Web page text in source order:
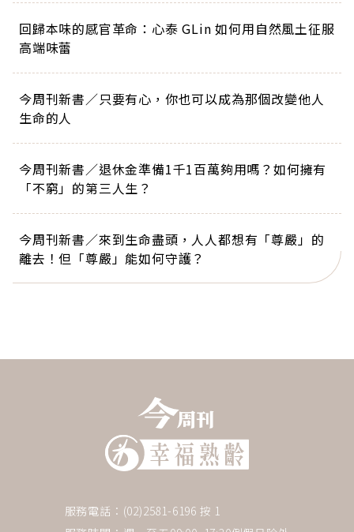
回歸本味的感官革命：心泰 GLin 如何用自然風土征服
高端味蕾
今周刊新書／只要有心，你也可以成為那個改變他人
生命的人
今周刊新書／退休金準備1千1百萬夠用嗎？如何擁有
「不窮」的第三人生？
今周刊新書／來到生命盡頭，人人都想有「尊嚴」的
離去！但「尊嚴」能如何守護？
服務電話：(02)2581-6196 按 1